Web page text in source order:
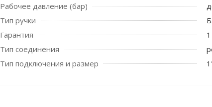
Рабочее давление (бар)
Тип ручки
Гарантия
Тип соединения
Тип подключения и размер